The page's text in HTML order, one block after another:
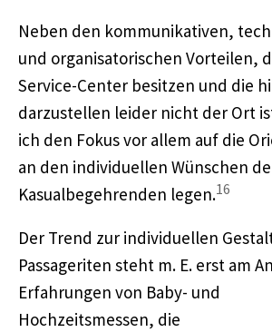
Neben den kommunikativen,
und organisatorischen Vorteilen,
Service-Center besitzen und die
darzustellen leider nicht der Ort
ich den Fokus vor allem auf die
an den individuellen Wünschen
Kasualbegehrenden legen.16
Der Trend zur individuellen
Passageriten steht m. E. erst am
Erfahrungen von Baby- und
Hochzeitsmessen, die